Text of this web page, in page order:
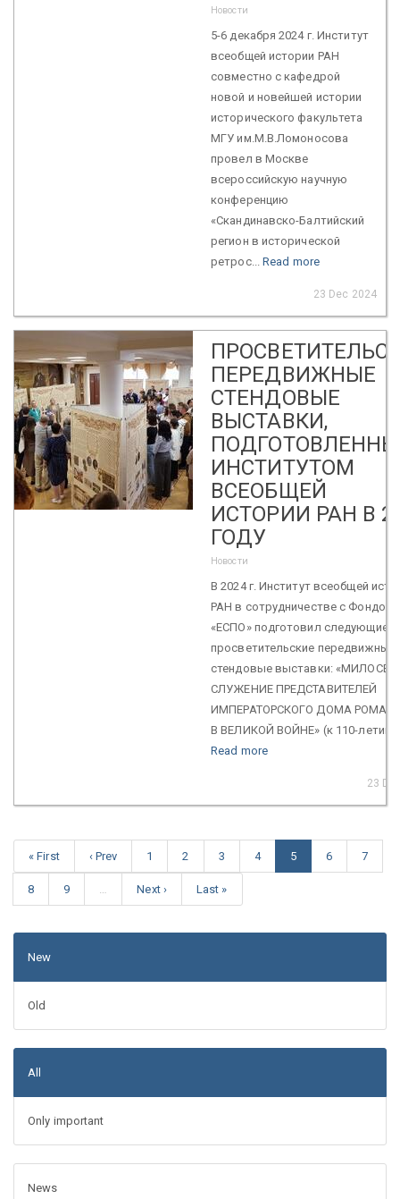
Новости
5-6 декабря 2024 г. Институт
всеобщей истории РАН
совместно с кафедрой
новой и новейшей истории
исторического факультета
МГУ им.М.В.Ломоносова
провел в Москве
всероссийскую научную
конференцию
«Скандинавско-Балтийский
регион в исторической
ретрос... Read more
23 Dec 2024
ПЕРЕДВИЖНЫЕ
СТЕНДОВЫЕ
ВЫСТАВКИ,
ИНСТИТУТОМ
ВСЕОБЩЕЙ
ИСТОРИИ РАН В
ГОДУ
Новости
В 2024 г. Институт всеобщей
РАН в сотрудничестве с Фондом
«ЕСПО» подготовил следующие
просветительские передвижные
стендовые выставки:
СЛУЖЕНИЕ ПРЕДСТАВИТЕЛЕЙ
ИМПЕРАТОРСКОГО ДОМА
В ВЕЛИКОЙ ВОЙНЕ» (к 110-летию
Read more
23
« First ‹ Prev 1 2 3 4 5 6 7
8 9 Next › Last »
New
Old
All
Only important
News